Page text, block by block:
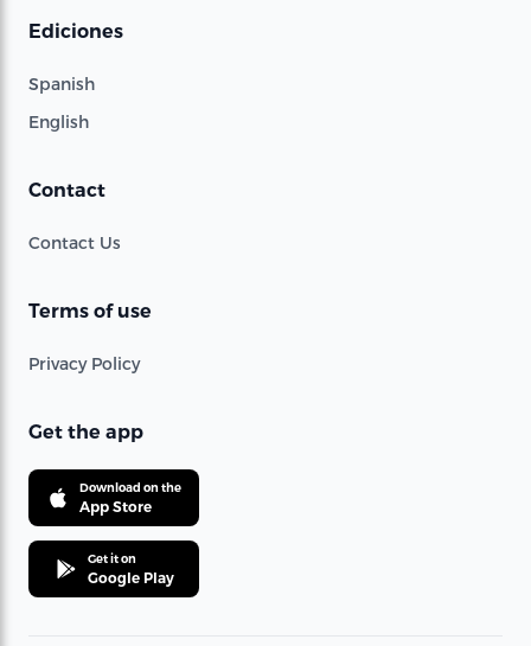
Ediciones
Spanish
English
Contact
Contact Us
Terms of use
Privacy Policy
Get the app
Download on the
App Store
Get it on
Google Play